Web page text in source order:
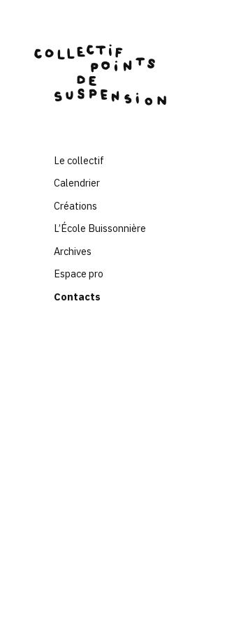
to
Le collectif
Calendrier
Créations
L’École Buissonnière
Archives
Espace pro
Contacts